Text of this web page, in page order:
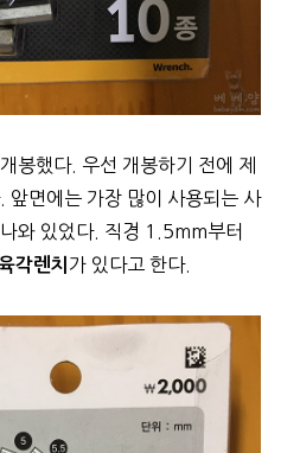
봉했다. 우선 개봉하기 전에 제
앞면에는 가장 많이 사용되는 사
와 있었다. 직경 1.5mm부터
각렌치 가 있다고 한다.